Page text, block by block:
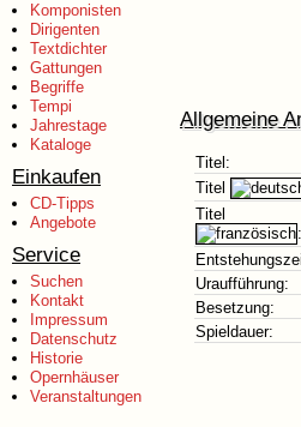
Komponisten
Dirigenten
Textdichter
Gattungen
Begriffe
Tempi
Jahrestage
Kataloge
Einkaufen
CD-Tipps
Angebote
Service
Suchen
Kontakt
Impressum
Datenschutz
Historie
Opernhäuser
Veranstaltungen
Allgemeine
Titel:
Titel
Titel
:
Uraufführung:
Besetzung:
Spieldauer: